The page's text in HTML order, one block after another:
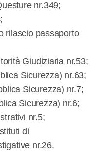
nr.349;
rilascio passaporto
Giudiziaria nr.53;
Sicurezza) nr.63;
Sicurezza) nr.7;
Sicurezza) nr.6;
nr.5;
di
nr.26.